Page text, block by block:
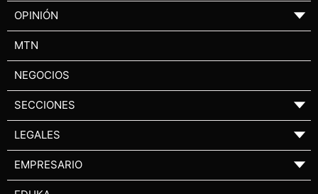
OPINIÓN ▼
MTN
NEGOCIOS
SECCIONES ▼
LEGALES ▼
EMPRESARIO ▼